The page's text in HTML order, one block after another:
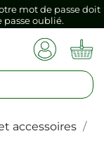
mot de passe doit
oublié.
passe dans votre
première connexion
mot de passe doit
passe oublié.
passe dans votre
première connexion
accessoires